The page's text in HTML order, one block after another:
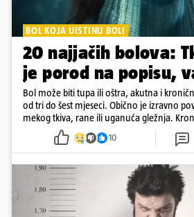
BOL KOJA UISTINU BOLI
20 najjačih bolova:
je porod na popisu,
Bol može biti tupa ili oštra, akutna i
od tri do šest mjeseci. Obično je izravno
mekog tkiva, rane ili uganuća gležnja.
šest mjeseci
10